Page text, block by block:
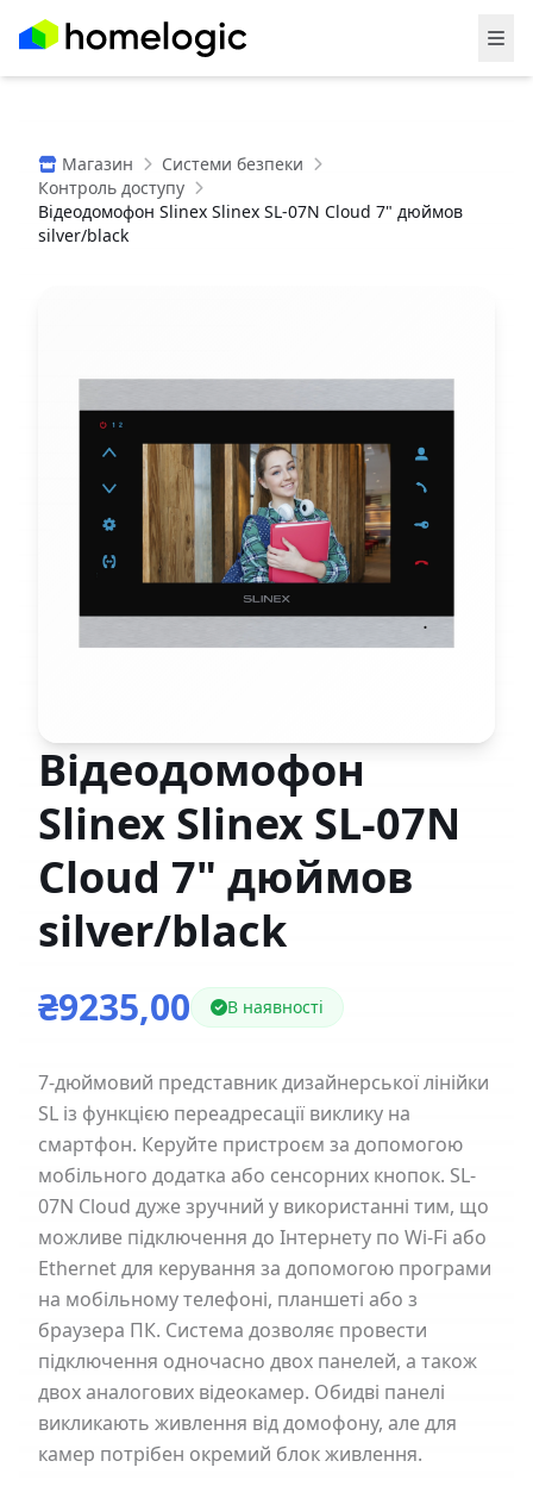
Магазин
Системи безпеки
Контроль доступу
Відеодомофон Slinex Slinex SL-07N Cloud 7" дюймов
silver/black
Відеодомофон
Slinex Slinex SL-07N
Cloud 7" дюймов
silver/black
₴9235,00 В наявності
7-дюймовий представник дизайнерської лінійки
SL із функцією переадресації виклику на
смартфон. Керуйте пристроєм за допомогою
мобільного додатка або сенсорних кнопок. SL-
07N Cloud дуже зручний у використанні тим, що
можливе підключення до Інтернету по Wi-Fi або
Ethernet для керування за допомогою програми
на мобільному телефоні, планшеті або з
браузера ПК. Система дозволяє провести
підключення одночасно двох панелей, а також
двох аналогових відеокамер. Обидві панелі
викликають живлення від домофону, але для
камер потрібен окремий блок живлення.